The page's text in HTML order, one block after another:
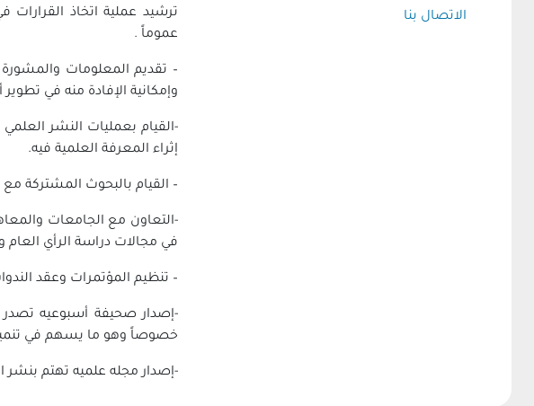
الاتصال بنا
ترشيد عملية اتخاذ
عموماً .
– تقديم المعلومات
وإمكانية الإفادة منه في تطوير
-القيام بعمليات النشر
إثراء المعرفة العلمية فيه.
– القيام بالبحوث المشتركة
-التعاون مع الجامعات
في مجالات دراسة الرأي العام
– تنظيم المؤتمرات وعقد
-إصدار صحيفة أسبوعيه
خصوصاً وهو ما يسهم في
-إصدار مجله علميه تهتم بنشر